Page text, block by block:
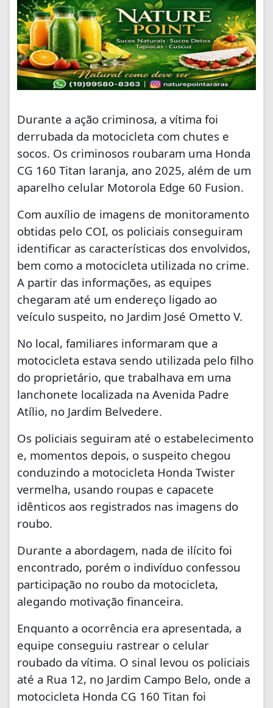
Durante a ação criminosa, a vítima foi
derrubada da motocicleta com chutes e
socos. Os criminosos roubaram uma Honda
CG 160 Titan laranja, ano 2025, além de um
aparelho celular Motorola Edge 60 Fusion.
Com auxílio de imagens de monitoramento
obtidas pelo COI, os policiais conseguiram
identificar as características dos envolvidos,
bem como a motocicleta utilizada no crime.
A partir das informações, as equipes
chegaram até um endereço ligado ao
veículo suspeito, no Jardim José Ometto V.
No local, familiares informaram que a
motocicleta estava sendo utilizada pelo filho
do proprietário, que trabalhava em uma
lanchonete localizada na Avenida Padre
Atílio, no Jardim Belvedere.
Os policiais seguiram até o estabelecimento
e, momentos depois, o suspeito chegou
conduzindo a motocicleta Honda Twister
vermelha, usando roupas e capacete
idênticos aos registrados nas imagens do
roubo.
Durante a abordagem, nada de ilícito foi
encontrado, porém o indivíduo confessou
participação no roubo da motocicleta,
alegando motivação financeira.
Enquanto a ocorrência era apresentada, a
equipe conseguiu rastrear o celular
roubado da vítima. O sinal levou os policiais
até a Rua 12, no Jardim Campo Belo, onde a
motocicleta Honda CG 160 Titan foi